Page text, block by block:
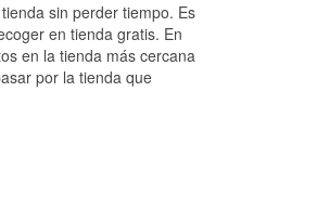
de atención
desperately
sin perder tiempo. Es
en tienda gratis. En
en la tienda más cercana
por la tienda que